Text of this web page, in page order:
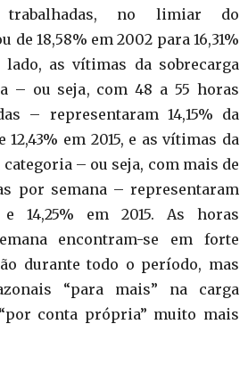
trabalhadas, no limiar do
de 18,58% em 2002 para 16,31%
lado, as vítimas da sobrecarga
– ou seja, com 48 a 55 horas
– representaram 14,15% da
em 2015, e as vítimas da
– ou seja, com mais de
por semana – representaram
14,25% em 2015. As horas
encontram-se em forte
durante todo o período, mas
“para mais” na carga
conta própria” muito mais